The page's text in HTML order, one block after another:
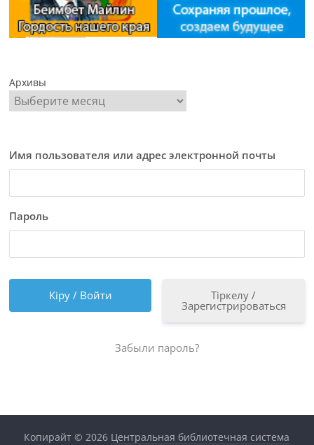
Архивы
Имя пользователя или адрес электронной почты
Пароль
Тіркелу /
Зарегистрироваться
Забыли пароль?
Копирайт © 2026 Центральная библиотечная система